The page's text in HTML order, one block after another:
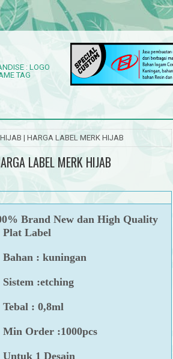
: LOGO
TAG
| HARGA LABEL MERK HIJAB
LABEL MERK HIJAB
Brand New dan High Quality
Plat Label
Bahan : kuningan
Sistem :etching
Tebal : 0,8ml
Min Order :1000pcs
Untuk 1 Desain